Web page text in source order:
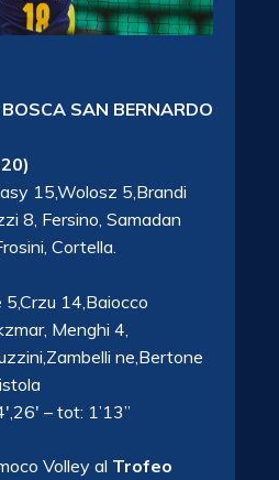
SAN BERNARDO
15,Wolosz 5,Brandi
8, Fersino, Samadan
Cortella.
5,Crzu 14,Baiocco
Menghi 4,
ne,Bertone
– tot: 1’13”
Volley al Trofeo